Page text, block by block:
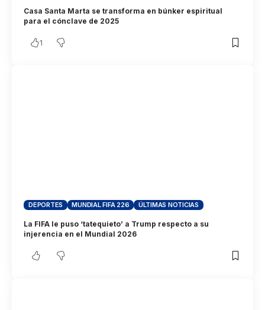
Casa Santa Marta se transforma en búnker espiritual
para el cónclave de 2025
1
DEPORTES MUNDIAL FIFA 226 ÚLTIMAS NOTICIAS
La FIFA le puso ‘tatequieto’ a Trump respecto a su
injerencia en el Mundial 2026